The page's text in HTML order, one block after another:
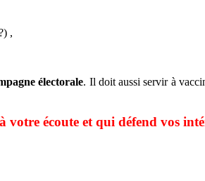
,
électorale. Il doit aussi servir à
votre écoute et qui défend vos